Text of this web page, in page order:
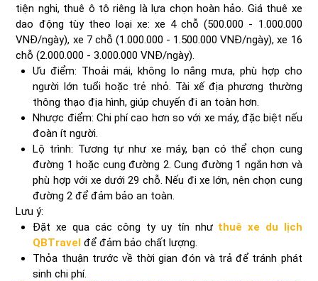
tiện nghi, thuê ô tô riêng là lựa chọn hoàn hảo. Giá thuê xe
dao động tùy theo loại xe: xe 4 chỗ (500.000 - 1.000.000
VNĐ/ngày), xe 7 chỗ (1.000.000 - 1.500.000 VNĐ/ngày), xe 16
chỗ (2.000.000 - 3.000.000 VNĐ/ngày).
Ưu điểm: Thoải mái, không lo nắng mưa, phù hợp cho
người lớn tuổi hoặc trẻ nhỏ. Tài xế địa phương thường
thông thạo địa hình, giúp chuyến đi an toàn hơn.
Nhược điểm: Chi phí cao hơn so với xe máy, đặc biệt nếu
đoàn ít người.
Lộ trình: Tương tự như xe máy, bạn có thể chọn cung
đường 1 hoặc cung đường 2. Cung đường 1 ngắn hơn và
phù hợp với xe dưới 29 chỗ. Nếu đi xe lớn, nên chọn cung
đường 2 để đảm bảo an toàn.
Lưu ý:
Đặt xe qua các công ty uy tín như thuê xe du lịch
QBTravel để đảm bảo chất lượng.
Thỏa thuận trước về thời gian đón và trả để tránh phát
sinh chi phí.